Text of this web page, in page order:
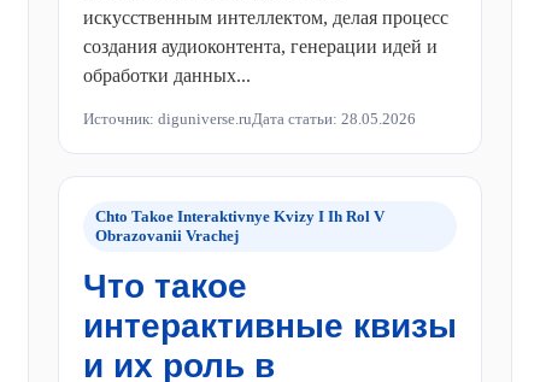
искусственным интеллектом, делая процесс
создания аудиоконтента, генерации идей и
обработки данных...
Источник: diguniverse.ruДата статьи: 28.05.2026
Chto Takoe Interaktivnye Kvizy I Ih Rol V
Obrazovanii Vrachej
Что такое
интерактивные квизы
и их роль в